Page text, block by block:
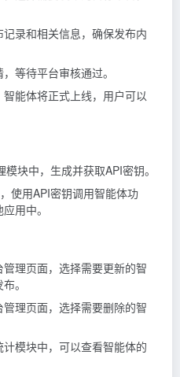
记录和相关信息，确保发布内
等待平台审核通过。
智能体将正式上线，用户可以
模块中，生成并获取API密钥。
使用API密钥调用智能体功
用中。
管理页面，选择需要更新的智
。
管理页面，选择需要删除的智
计模块中，可以查看智能体的